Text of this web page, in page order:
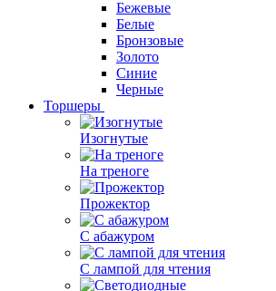
Бежевые
Белые
Бронзовые
Золото
Синие
Черные
Торшеры
Изогнутые
На треноге
Прожектор
С абажуром
С лампой для чтения